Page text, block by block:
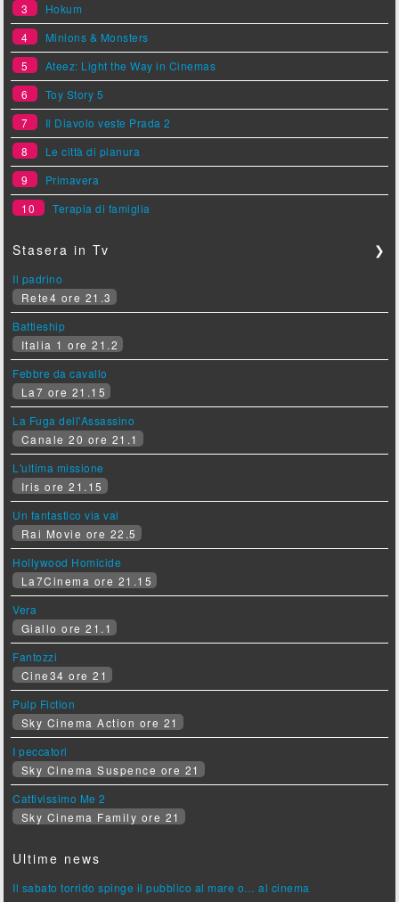
3
Hokum
4
Minions & Monsters
5
Ateez: Light the Way in Cinemas
6
Toy Story 5
7
Il Diavolo veste Prada 2
8
Le città di pianura
9
Primavera
10
Terapia di famiglia
Stasera in Tv ❯
Il padrino
Rete4 ore 21.3
Battleship
Italia 1 ore 21.2
Febbre da cavallo
La7 ore 21.15
La Fuga dell'Assassino
Canale 20 ore 21.1
L'ultima missione
Iris ore 21.15
Un fantastico via vai
Rai Movie ore 22.5
Hollywood Homicide
La7Cinema ore 21.15
Vera
Giallo ore 21.1
Fantozzi
Cine34 ore 21
Pulp Fiction
Sky Cinema Action ore 21
I peccatori
Sky Cinema Suspence ore 21
Cattivissimo Me 2
Sky Cinema Family ore 21
Ultime news
Il sabato torrido spinge il pubblico al mare o… al cinema